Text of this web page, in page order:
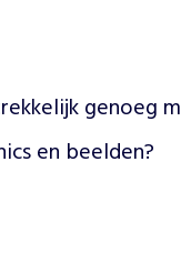
genoeg
en beelden?